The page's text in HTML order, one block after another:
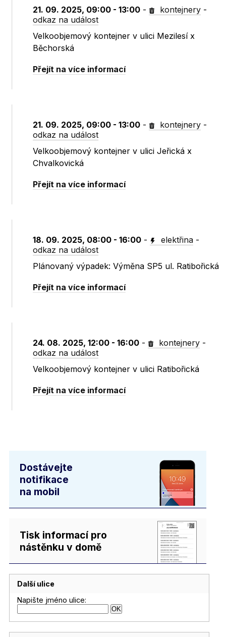
21. 09. 2025, 09:00 - 13:00 - kontejnery -
odkaz na událost
Velkoobjemový kontejner v ulici Mezilesí x
Běchorská
Přejít na více informací
21. 09. 2025, 09:00 - 13:00 - kontejnery -
odkaz na událost
Velkoobjemový kontejner v ulici Jeřická x
Chvalkovická
Přejít na více informací
18. 09. 2025, 08:00 - 16:00 - elektřina -
odkaz na událost
Plánovaný výpadek: Výměna SP5 ul. Ratibořická
Přejít na více informací
24. 08. 2025, 12:00 - 16:00 - kontejnery -
odkaz na událost
Velkoobjemový kontejner v ulici Ratibořická
Přejít na více informací
Dostávejte
notifikace
na mobil
Tisk informací pro
nástěnku v domě
Další ulice
Napište jméno ulice: